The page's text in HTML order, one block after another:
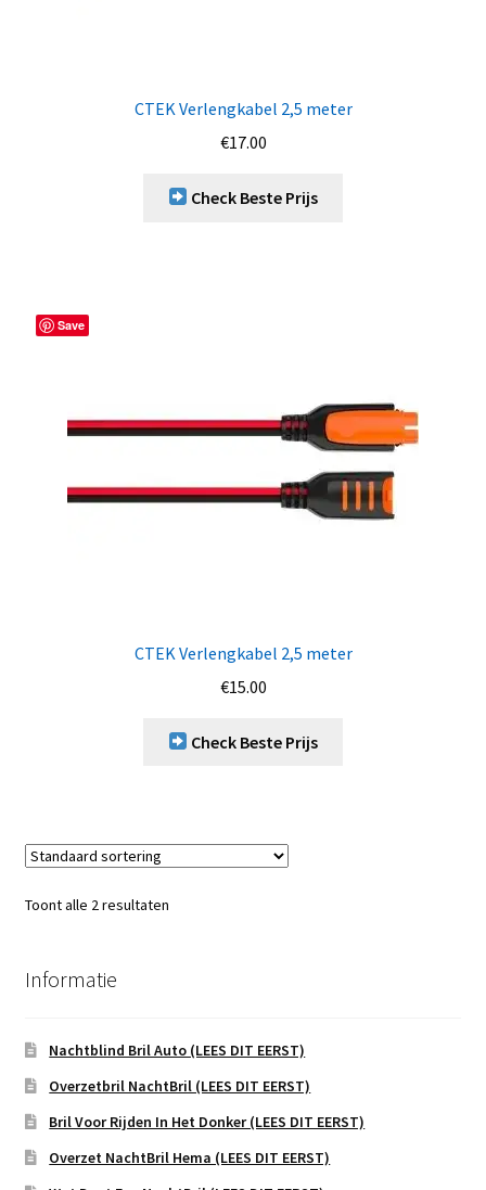
CTEK Verlengkabel 2,5 meter
€17.00
Check Beste Prijs
Save
CTEK Verlengkabel 2,5 meter
€15.00
Check Beste Prijs
Toont alle 2 resultaten
Informatie
Nachtblind Bril Auto (LEES DIT EERST)
Overzetbril NachtBril (LEES DIT EERST)
Bril Voor Rijden In Het Donker (LEES DIT EERST)
Overzet NachtBril Hema (LEES DIT EERST)